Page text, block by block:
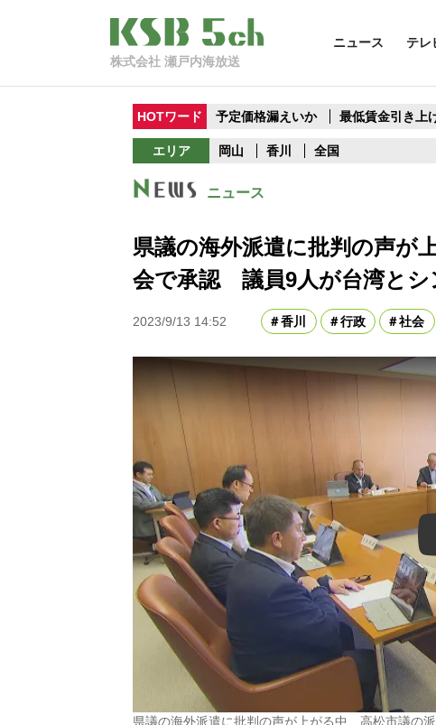
株式会社 瀬戸内海放送
ニュース テレ
HOTワード 予定価格漏えいか 最低賃金引き上
エリア 岡山 香川 全国
ニュース
県議の海外派遣に批判の声が
会で承認 議員9人が台湾とシ
2023/9/13 14:52 香川 行政 社会
県議の海外派遣に批判の声が上がる中…高松市議の